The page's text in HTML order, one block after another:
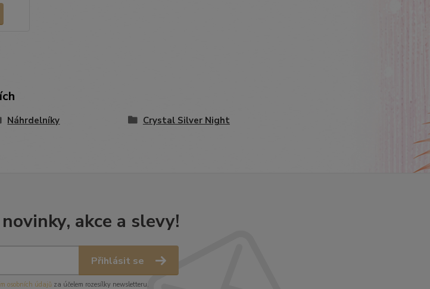
Náhrdelníky Crystal Silver Night
akce a slevy!
Přihlásit se
osobních údajů za účelem rozesílky newsletteru.